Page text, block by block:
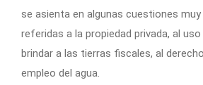
se asienta en algunas cuestiones
referidas a la propiedad privada, al
brindar a las tierras fiscales, al
empleo del agua.